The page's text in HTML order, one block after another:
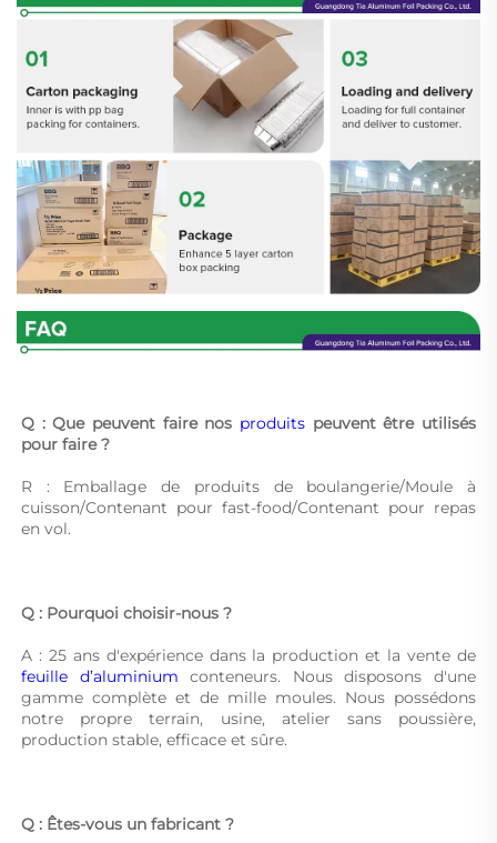
Q : Que peuvent faire nos produits peuvent être utilisés
pour faire ?
R : Emballage de produits de boulangerie/Moule à
cuisson/Contenant pour fast-food/Contenant pour repas
en vol.
Q : Pourquoi choisir-nous ?
feuille d’aluminium conteneurs. Nous disposons d'une
gamme complète et de mille moules. Nous possédons
notre propre terrain, usine, atelier sans poussière,
production stable, efficace et sûre.
Q : Êtes-vous un fabricant ?